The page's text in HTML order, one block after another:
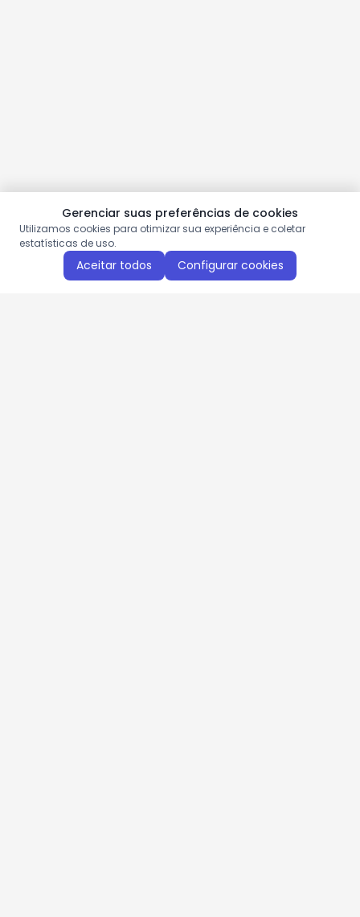
Gerenciar suas preferências de cookies
Utilizamos cookies para otimizar sua experiência e coletar
estatísticas de uso.
Aceitar todos Configurar cookies